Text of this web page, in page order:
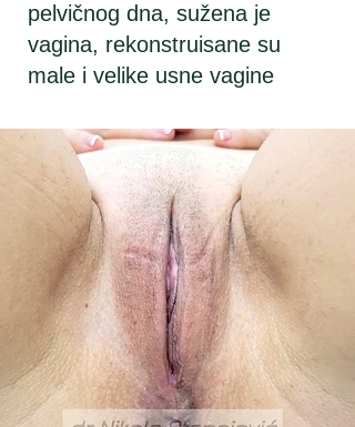
pelvičnog dna, sužena je
vagina, rekonstruisane su
male i velike usne vagine